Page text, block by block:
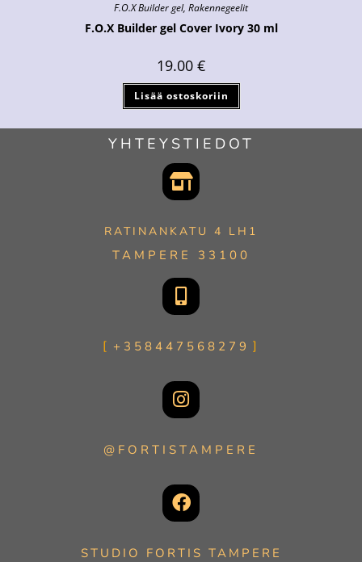
F.O.X Builder gel, Rakennegeelit
F.O.X Builder gel Cover Ivory 30 ml
19.00 €
Lisää ostoskoriin
YHTEYSTIEDOT
RATINANKATU 4 LH1
TAMPERE 33100
+358447568279
@FORTISTAMPERE
STUDIO FORTIS TAMPERE